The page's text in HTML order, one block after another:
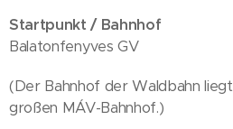
Startpunkt / Bahnhof
Balatonfenyves GV
(Der Bahnhof der Waldbahn
großen MÁV-Bahnhof.)